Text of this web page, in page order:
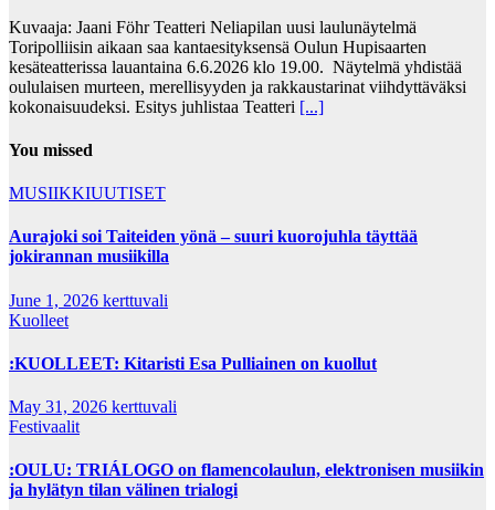
Kuvaaja: Jaani Föhr Teatteri Neliapilan uusi laulunäytelmä
Toripolliisin aikaan saa kantaesityksensä Oulun Hupisaarten
kesäteatterissa lauantaina 6.6.2026 klo 19.00. Näytelmä yhdistää
oululaisen murteen, merellisyyden ja rakkaustarinat viihdyttäväksi
kokonaisuudeksi. Esitys juhlistaa Teatteri [...]
You missed
MUSIIKKIUUTISET
Aurajoki soi Taiteiden yönä – suuri kuorojuhla täyttää
jokirannan musiikilla
June 1, 2026 kerttuvali
Kuolleet
:KUOLLEET: Kitaristi Esa Pulliainen on kuollut
May 31, 2026 kerttuvali
Festivaalit
:OULU: TRIÁLOGO on flamencolaulun, elektronisen musiikin
ja hylätyn tilan välinen trialogi